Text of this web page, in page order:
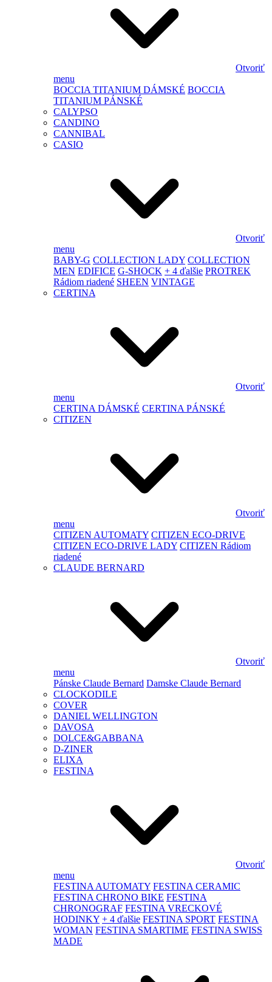
Otvoriť
menu
BOCCIA TITANIUM DÁMSKÉ BOCCIA
TITANIUM PÁNSKÉ
CALYPSO
CANDINO
CANNIBAL
CASIO
Otvoriť
menu
BABY-G COLLECTION LADY COLLECTION
MEN EDIFICE G-SHOCK + 4 ďalšie PROTREK
Rádiom riadené SHEEN VINTAGE
CERTINA
Otvoriť
menu
CERTINA DÁMSKÉ CERTINA PÁNSKÉ
CITIZEN
Otvoriť
menu
CITIZEN AUTOMATY CITIZEN ECO-DRIVE
CITIZEN ECO-DRIVE LADY CITIZEN Rádiom
riadené
CLAUDE BERNARD
Otvoriť
menu
Pánske Claude Bernard Damske Claude Bernard
CLOCKODILE
COVER
DANIEL WELLINGTON
DAVOSA
DOLCE&GABBANA
D-ZINER
ELIXA
FESTINA
Otvoriť
menu
FESTINA AUTOMATY FESTINA CERAMIC
FESTINA CHRONO BIKE FESTINA
CHRONOGRAF FESTINA VRECKOVÉ
HODINKY + 4 ďalšie FESTINA SPORT FESTINA
WOMAN FESTINA SMARTIME FESTINA SWISS
MADE